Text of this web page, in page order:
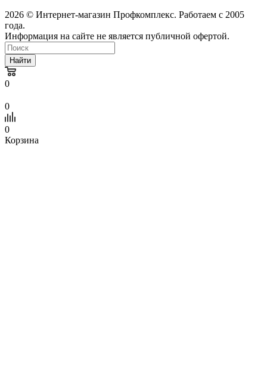
2026 © Интернет-магазин Профкомплекс. Работаем с 2005
года.
Информация на сайте не является публичной офертой.
Найти
0
0
0
Корзина